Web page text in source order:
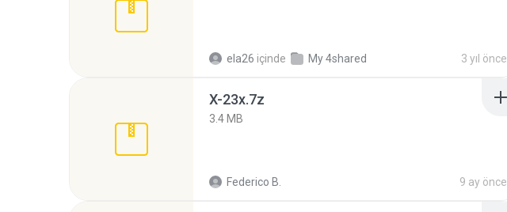
ela26 içinde My 4shared 3 yıl önce
X-23x.7z
3.4 MB
Federico B. 9 ay önce